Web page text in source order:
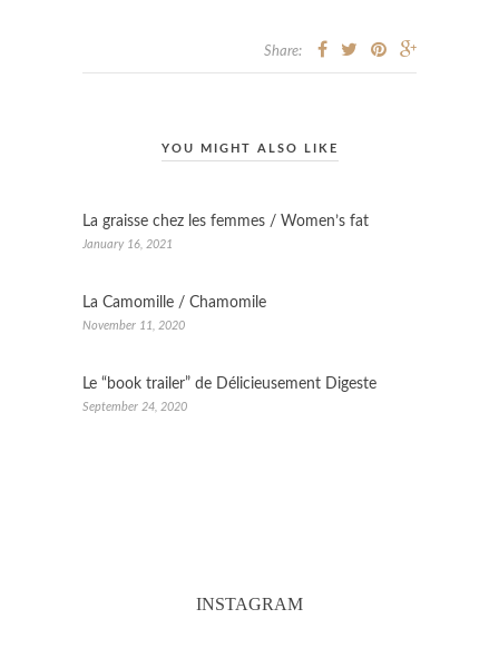
Share:
YOU MIGHT ALSO LIKE
La graisse chez les femmes / Women’s fat
January 16, 2021
La Camomille / Chamomile
November 11, 2020
Le “book trailer” de Délicieusement Digeste
September 24, 2020
INSTAGRAM